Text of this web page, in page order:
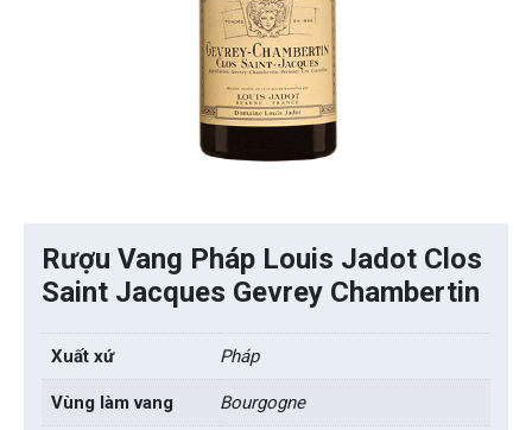
Rượu Vang Pháp Louis Jadot Clos
Saint Jacques Gevrey Chambertin
Xuất xứ Pháp
Vùng làm vang Bourgogne